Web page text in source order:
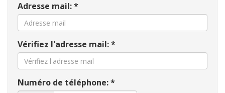
Adresse mail: *
Vérifiez l'adresse mail: *
Numéro de téléphone: *